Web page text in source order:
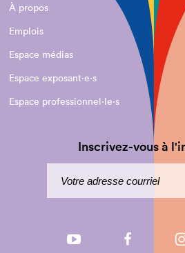
À propos
Emplois
Espace médias
Espace exposant·e⋅s
Espace professionnel·le⋅s
Inscrivez-vous à